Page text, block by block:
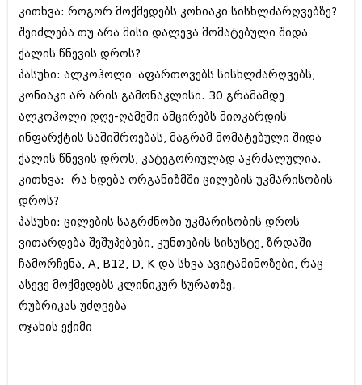
იანვარი 2018 (215)
ნოემბერი 2017 (212)
ოქტომბერი 2017 (231)
სექტემბერი 2017 (261)
აგვისტო 2017 (212)
ივლისი 2017 (233)
ივნისი 2017 (265)
მაისი 2017 (216)
აპრილი 2017 (220)
მარტი 2017 (212)
თებერვალი 2017 (205)
დეკემბერი 2016 (207)
ოქტომბერი 2016 (257)
სექტემბერი 2016 (224)
აგვისტო 2016 (258)
ივლისი 2016 (211)
ივნისი 2016 (221)
მაისი 2016 (261)
კითხვა: როგორ მოქმედებს კონიაკი სისხლძარღვებზე?
შეიძლება თუ არა მისი დალევა მომატებული შიდა
ქალის წნევის დროს?
პასუხი: ალკოჰოლი აფართოვებს სისხლძარღვებს,
კონიაკი არ არის გამონაკლისი. 30 გრამამდე
ალკოჰოლი დღე-ღამეში ამცირებს მიოკარდის
ინფარქტის საშიშროებას, მაგრამ მომატებული შიდა
ქალის წნევის დროს, კატეგორიულად აკრძალულია.
კითხვა: რა ხდება ორგანიზმში ცილების უკმარისობის
დროს?
პასუხი: ცილების საგრძნობი უკმარისობის დროს
ვითარდება შეშუპებები, კუნთების სისუსტე, ზრდაში
ჩამორჩენა, A, B12, D, K და სხვა ავიტამინოზები, რაც
ასევე მოქმედებს კლინიკურ სურათზე.
რუბრიკას უძღვება
ოჯახის ექიმი